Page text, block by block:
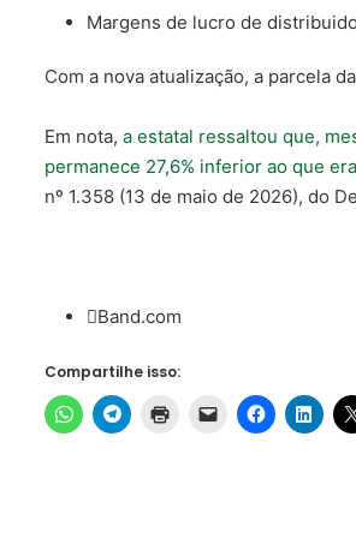
Margens de lucro de
Com a nova atualização, a parcela
Em nota, a estatal ressaltou que,
permanece 27,6% inferior ao que
nº 1.358 (13 de maio de 2026), do
Band.com
Compartilhe isso: